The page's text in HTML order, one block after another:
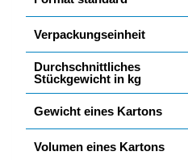
Verpackungseinheit
Durchschnittliches
Stückgewicht in kg
Gewicht eines Kartons
Volumen eines Kartons